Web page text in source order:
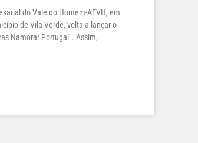
do Vale do Homem-AEVH, em
de Vila Verde, volta a lançar o
Namorar Portugal”. Assim,